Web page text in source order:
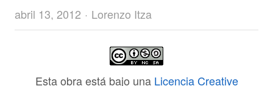
abril 13, 2012
Author
Lorenzo Itza
Esta obra está bajo una Licencia Creative